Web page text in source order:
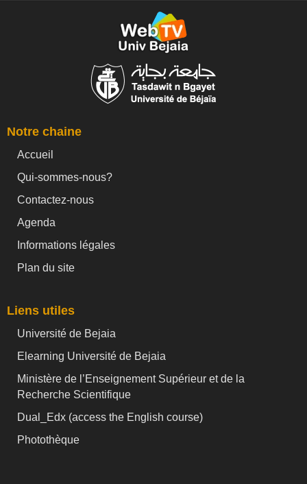
Notre chaine
Accueil
Qui-sommes-nous?
Contactez-nous
Agenda
Informations légales
Plan du site
Liens utiles
Université de Bejaia
Elearning Université de Bejaia
Ministère de l’Enseignement Supérieur et de la
Recherche Scientifique
Dual_Edx (access the English course)
Photothèque